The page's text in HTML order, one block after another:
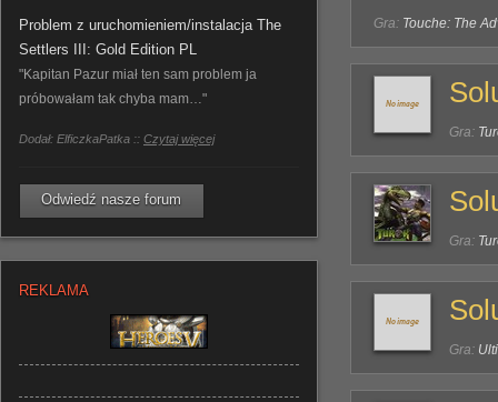
Problem z uruchomieniem/instalacja The
Settlers III: Gold Edition PL
"Kapitan Pazur miał ten sam problem ja
próbowałam tak chyba mam…"
Dodał: ElficzkaPatka :: Czytaj więcej
Odwiedź nasze forum
REKLAMA
Gra: Touche: The
Gra:
Gra:
Gra: